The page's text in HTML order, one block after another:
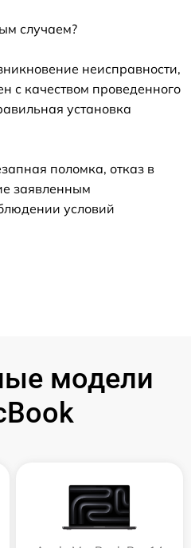
случаем?
неисправности,
с качеством проведенного
установка
поломка, отказ в
заявленным
условий
модели